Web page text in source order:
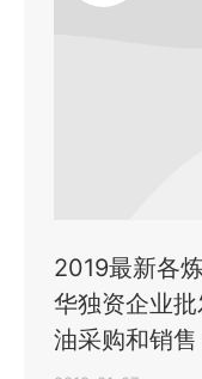
2019最新各
华独资企业
油采购和销售